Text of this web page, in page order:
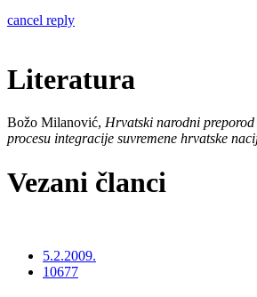
cancel reply
Literatura
Božo Milanović, Hrvatski narodni
procesu integracije suvremene hrvatske
Vezani članci
5.2.2009.
10677